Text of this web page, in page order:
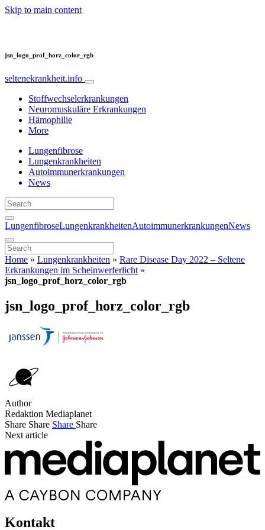
Skip to main content
jsn_logo_prof_horz_color_rgb
seltenekrankheit.info
Stoffwechselerkrankungen
Neuromuskuläre Erkrankungen
Hämophilie
More
Lungenfibrose
Lungenkrankheiten
Autoimmunerkrankungen
News
LungenfibroseLungenkrankheitenAutoimmunerkrankungenNews
Home » Lungenkrankheiten » Rare Disease Day 2022 – Seltene
Erkrankungen im Scheinwerferlicht »
jsn_logo_prof_horz_color_rgb
jsn_logo_prof_horz_color_rgb
Author
Redaktion Mediaplanet
Share Share Share Share
Next article
Kontakt